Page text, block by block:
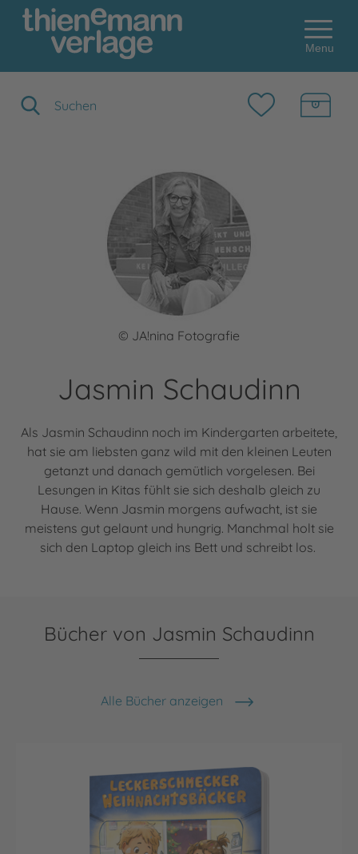
Menu
© JA!nina Fotografie
Jasmin Schaudinn
Als Jasmin Schaudinn noch im Kindergarten arbeitete,
hat sie am liebsten ganz wild mit den kleinen Leuten
getanzt und danach gemütlich vorgelesen. Bei
Lesungen in Kitas fühlt sie sich deshalb gleich zu
Hause. Wenn Jasmin morgens aufwacht, ist sie
meistens gut gelaunt und hungrig. Manchmal holt sie
sich den Laptop gleich ins Bett und schreibt los.
Bücher von Jasmin Schaudinn
Alle Bücher anzeigen